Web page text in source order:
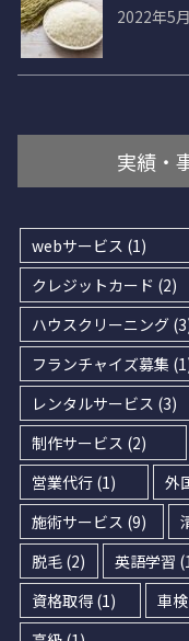
2022年5
実績・
webサービス (1)
クレジットカード (2)
ハウスクリーニング
フランチャイズ募集
レンタルサービス (3)
制作サービス (2)
営業代行 (1) 外
施術サービス (9)
脱毛 (2) 英語学習
資格取得 (1) 車検